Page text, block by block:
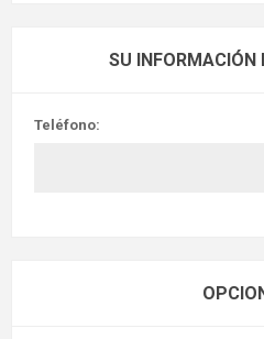
SU INFORMACIÓN
Teléfono: